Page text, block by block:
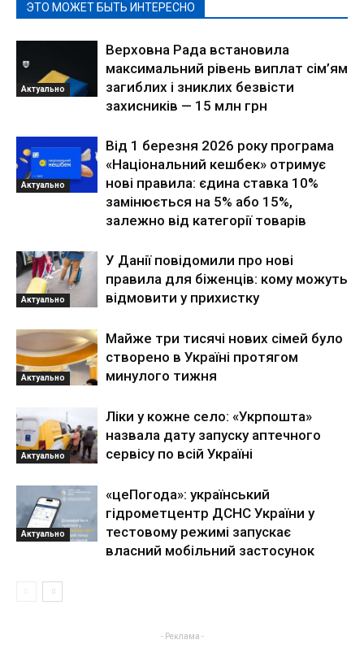
ЭТО МОЖЕТ БЫТЬ ИНТЕРЕСНО
Актуально
Верховна Рада встановила
максимальний рівень виплат сім’ям
загиблих і зниклих безвісти
захисників — 15 млн грн
Актуально
Від 1 березня 2026 року програма
«Національний кешбек» отримує
нові правила: єдина ставка 10%
замінюється на 5% або 15%,
залежно від категорії товарів
Актуально
У Данії повідомили про нові
правила для біженців: кому можуть
відмовити у прихистку
Актуально
Майже три тисячі нових сімей було
створено в Україні протягом
минулого тижня
Актуально
Ліки у кожне село: «Укрпошта»
назвала дату запуску аптечного
сервісу по всій Україні
Актуально
«цеПогода»: український
гідрометцентр ДСНС України у
тестовому режимі запускає
власний мобільний застосунок
- Реклама -